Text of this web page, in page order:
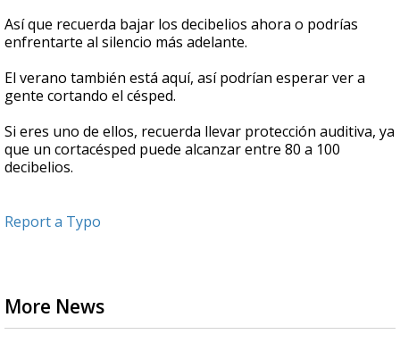
Así que recuerda bajar los decibelios ahora o podrías
enfrentarte al silencio más adelante.
El verano también está aquí, así podrían esperar ver a
gente cortando el césped.
Si eres uno de ellos, recuerda llevar protección auditiva, ya
que un cortacésped puede alcanzar entre 80 a 100
decibelios.
Report a Typo
More News